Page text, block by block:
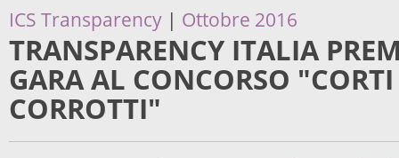
ICS Transparency | Ottobre 2016
TRANSPARENCY ITALIA
GARA AL CONCORSO
CORROTTI"